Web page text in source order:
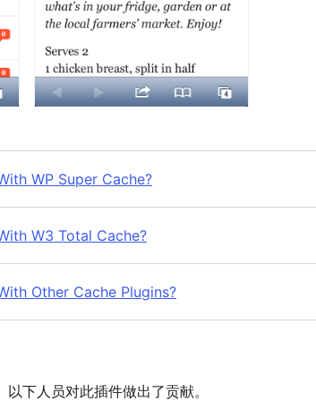
WP Super Cache?
W3 Total Cache?
Other Cache Plugins?
下人员对此插件做出了贡献。